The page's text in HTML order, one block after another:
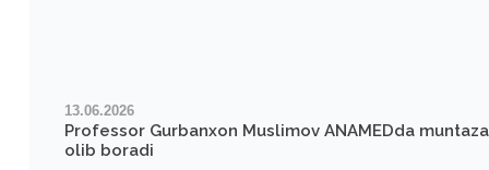
13.06.2026
Professor Gurbanxon Muslimov ANAMEDda
olib boradi